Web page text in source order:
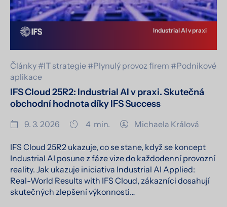
Články #IT strategie #Plynulý provoz firem #Podnikové
aplikace
IFS Cloud 25R2: Industrial AI v praxi. Skutečná
obchodní hodnota díky IFS Success
9. 3. 2026 4 min. Michaela Králová
IFS Cloud 25R2 ukazuje, co se stane, když se koncept
Industrial AI posune z fáze vize do každodenní provozní
reality. Jak ukazuje iniciativa Industrial AI Applied:
Real-World Results with IFS Cloud, zákazníci dosahují
skutečných zlepšení výkonnosti…
Industrial AI v praxi